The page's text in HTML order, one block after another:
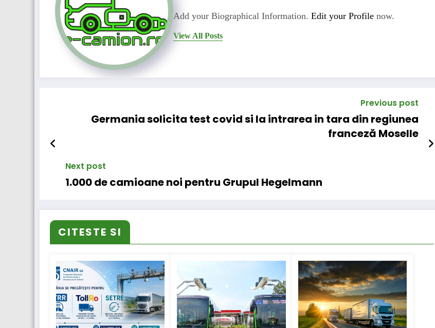
Add your Biographical Information. Edit your Profile now.
View All Posts
Previous post
Germania solicita test covid si la intrarea in tara din regiunea
franceză Moselle
Next post
1.000 de camioane noi pentru Grupul Hegelmann
CITESTE SI